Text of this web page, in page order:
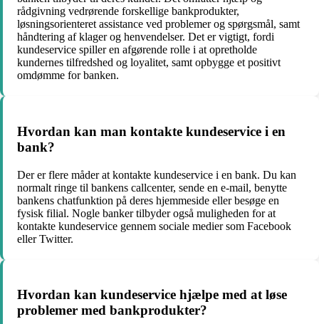
rådgivning vedrørende forskellige bankprodukter,
løsningsorienteret assistance ved problemer og spørgsmål, samt
håndtering af klager og henvendelser. Det er vigtigt, fordi
kundeservice spiller en afgørende rolle i at opretholde
kundernes tilfredshed og loyalitet, samt opbygge et positivt
omdømme for banken.
Hvordan kan man kontakte kundeservice i en
bank?
Der er flere måder at kontakte kundeservice i en bank. Du kan
normalt ringe til bankens callcenter, sende en e-mail, benytte
bankens chatfunktion på deres hjemmeside eller besøge en
fysisk filial. Nogle banker tilbyder også muligheden for at
kontakte kundeservice gennem sociale medier som Facebook
eller Twitter.
Hvordan kan kundeservice hjælpe med at løse
problemer med bankprodukter?